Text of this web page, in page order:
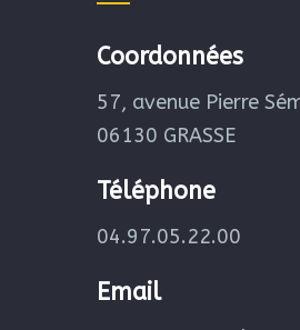
Coordonnées
57, avenue Pierre
06130 GRASSE
Téléphone
04.97.05.22.00
Email